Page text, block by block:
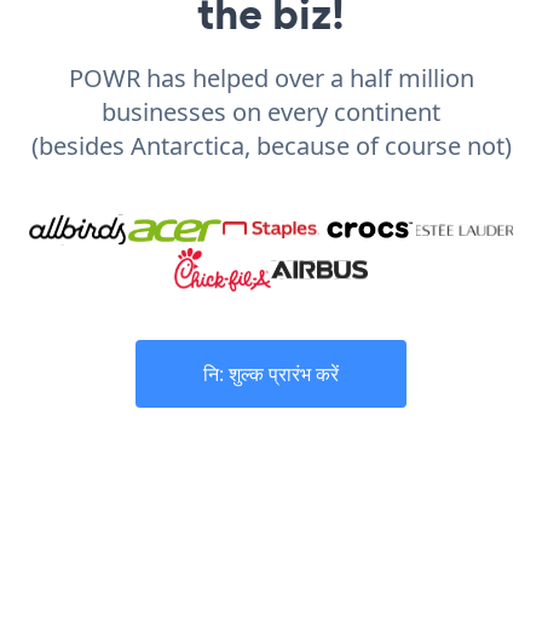
the biz!
POWR has helped over a half million
businesses on every continent
(besides Antarctica, because of course not)
नि: शुल्क प्रारंभ करें